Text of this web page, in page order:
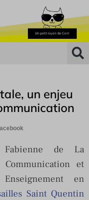
un enjeu
de La
et
en
Saint Quentin